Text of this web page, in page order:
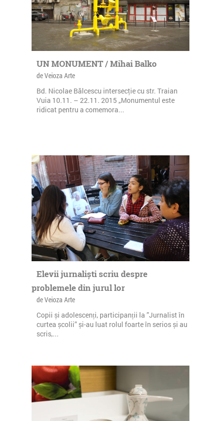
UN MONUMENT / Mihai Balko
de Veioza Arte
Bd. Nicolae Bălcescu intersecţie cu str. Traian
Vuia 10.11. – 22.11. 2015 „Monumentul este
ridicat pentru a comemora...
Elevii jurnaliști scriu despre
problemele din jurul lor
de Veioza Arte
Copii și adolescenți, participanții la ”Jurnalist în
curtea școlii” și-au luat rolul foarte în serios și au
scris,...